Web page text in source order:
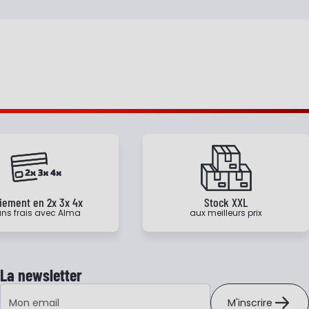
en 2x 3x 4x
frais avec Alma
Stock XXL
aux meilleurs prix
La newsletter
Adresse e-mail
M'inscrire